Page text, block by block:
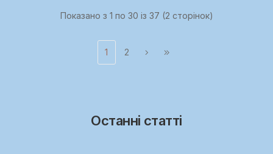
Показано з 1 по 30 із 37 (2 сторінок)
1 2
Останні статті